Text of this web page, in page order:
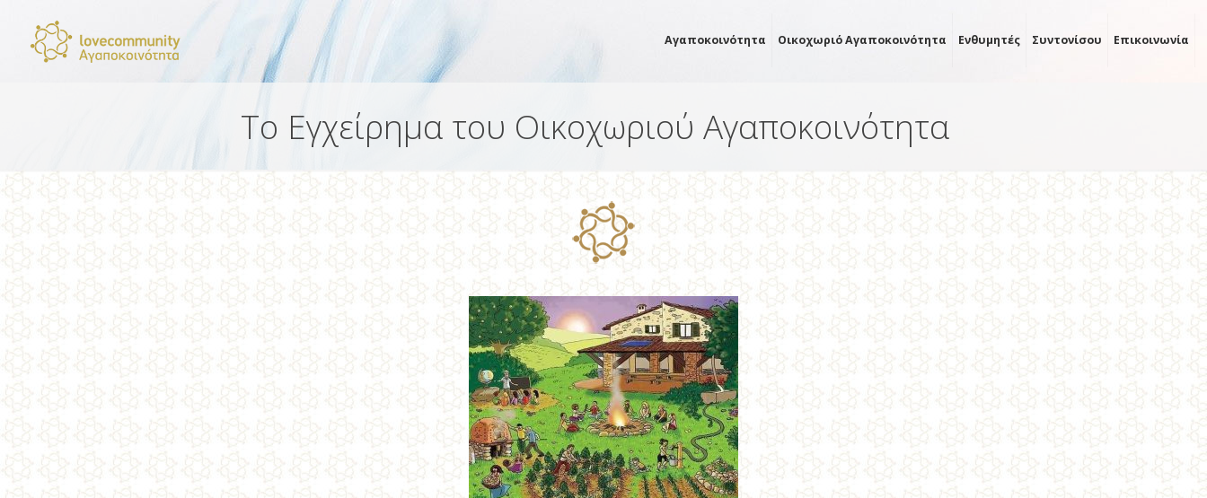
Αγαποκοινότητα Οικοχωριό Αγαποκοινότητα Ενθυμητές Συντονίσου Επικοινωνία
Το Εγχείρημα του Οικοχωριού Αγαποκοινότητα